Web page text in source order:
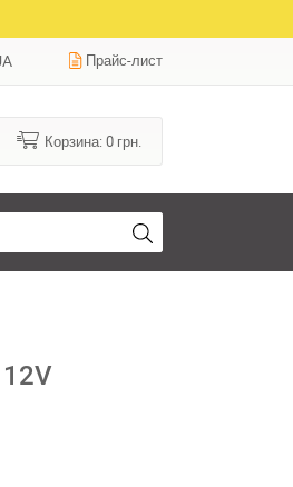
Прайс-лист
Корзина:0 грн.